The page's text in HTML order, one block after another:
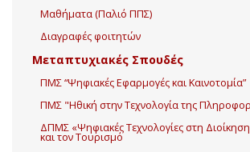
Μαθήματα (Παλιό ΠΠΣ)
Διαγραφές φοιτητών
Μεταπτυχιακές Σπουδές
ΠΜΣ “Ψηφιακές Εφαρμογές και Καινοτομία”
ΠΜΣ "Ηθική στην Τεχνολογία της
ΔΠΜΣ «Ψηφιακές Τεχνολογίες στη
και τον Τουρισμό